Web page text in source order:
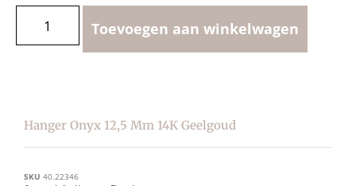
Toevoegen aan winkelwagen
Hanger Onyx 12,5 Mm 14K Geelgoud
SKU 40.22346